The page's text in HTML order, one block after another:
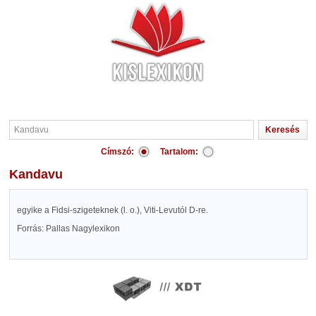
Címszó: Tartalom:
Kandavu
egyike a Fidsi-szigeteknek (l. o.), Viti-Levutól D-re.
Forrás: Pallas Nagylexikon